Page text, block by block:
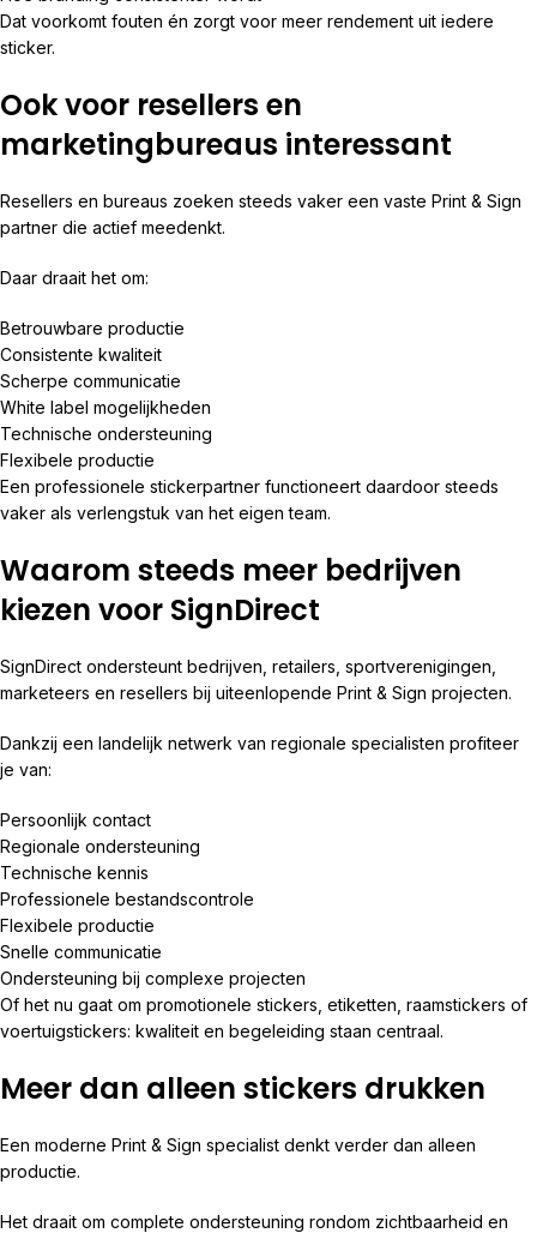
Dat voorkomt fouten én zorgt voor meer rendement uit iedere
sticker.
Ook voor resellers en
marketingbureaus interessant
Resellers en bureaus zoeken steeds vaker een vaste Print & Sign
partner die actief meedenkt.
Daar draait het om:
Betrouwbare productie
Consistente kwaliteit
Scherpe communicatie
White label mogelijkheden
Technische ondersteuning
Flexibele productie
Een professionele stickerpartner functioneert daardoor steeds
vaker als verlengstuk van het eigen team.
Waarom steeds meer bedrijven
kiezen voor SignDirect
SignDirect ondersteunt bedrijven, retailers, sportverenigingen,
marketeers en resellers bij uiteenlopende Print & Sign projecten.
Dankzij een landelijk netwerk van regionale specialisten profiteer
je van:
Persoonlijk contact
Regionale ondersteuning
Technische kennis
Professionele bestandscontrole
Flexibele productie
Snelle communicatie
Ondersteuning bij complexe projecten
Of het nu gaat om promotionele stickers, etiketten, raamstickers of
voertuigstickers: kwaliteit en begeleiding staan centraal.
Meer dan alleen stickers drukken
Een moderne Print & Sign specialist denkt verder dan alleen
productie.
Het draait om complete ondersteuning rondom zichtbaarheid en